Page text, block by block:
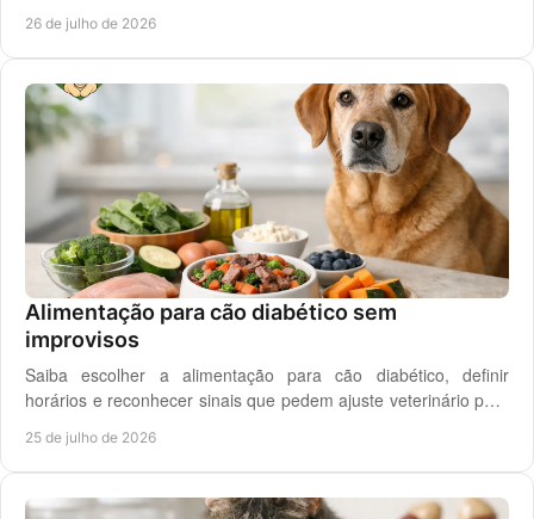
26 de julho de 2026
Alimentação para cão diabético sem
improvisos
Saiba escolher a alimentação para cão diabético, definir
horários e reconhecer sinais que pedem ajuste veterinário para
25 de julho de 2026